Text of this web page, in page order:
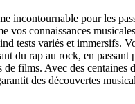
incontournable pour les
vos connaissances
tests variés et immersifs.
du rap au rock, en passant
de films. Avec des centaines
des découvertes